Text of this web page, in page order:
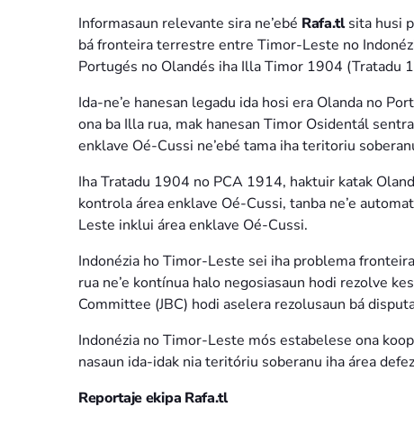
Informasaun relevante sira ne’ebé Rafa.tlsita husi
bá fronteira terrestre entre Timor-Leste no
Portugés no Olandés iha Illa Timor 1904
Ida-ne’e hanesan legadu ida hosi era Olanda no
ona ba Illa rua, mak hanesan Timor Osidentál
enklave Oé-Cussi ne’ebé tama iha teritoriu
Iha Tratadu 1904 no PCA 1914, haktuir katak
kontrola área enklave Oé-Cussi, tanba ne’e
Leste inklui área enklave Oé-Cussi.
Indonézia ho Timor-Leste sei iha problema
rua ne’e kontínua halo negosiasaun hodi rezolve
Committee (JBC) hodi aselera rezolusaun bá
Indonézia no Timor-Leste mós estabelese ona
nasaun ida-idak nia teritóriu soberanu iha área
Reportaje ekipa Rafa.tl